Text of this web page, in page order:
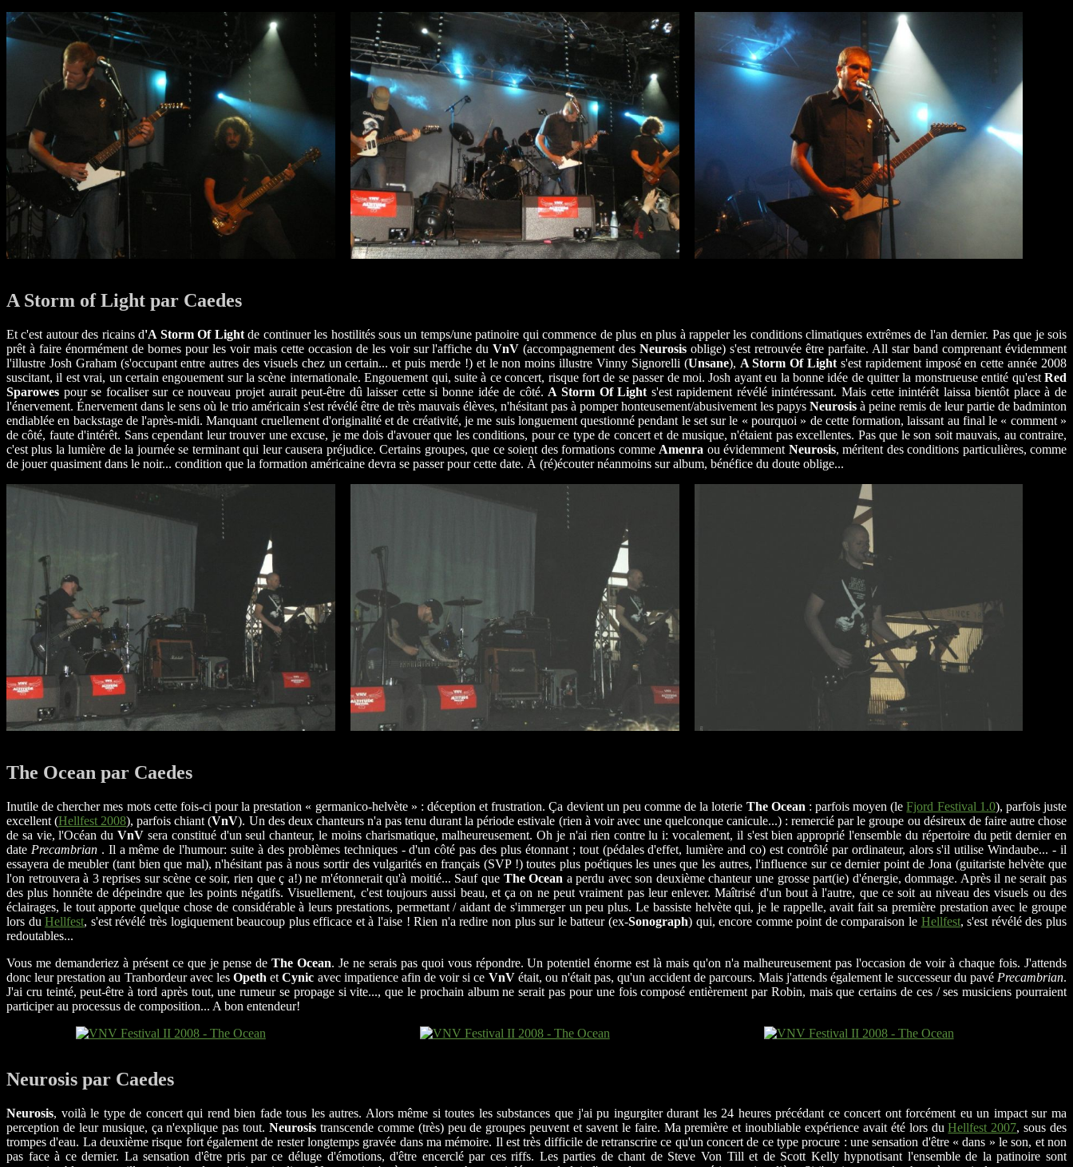
A Storm of Light par Caedes
Et c'est autour des ricains d'A Storm Of Lightde continuer les hostilités sous un temps/une patinoire qui commence de plus en plus à rappeler les conditions climatiques extrêmes de l'an dernier. Pas que je sois
prêt à faire énormément de bornes pour les voir mais cette occasion de les voir sur l'affiche duVnV (accompagnement desNeurosis oblige) s'est retrouvée être parfaite. All star band comprenant évidemment
l'illustre Josh Graham (s'occupant entre autres des visuels chez un certain... et puis merde !) et le non moins illustre Vinny Signorelli (Unsane), A Storm Of Light s'est rapidement imposé en cette année 2008
suscitant, il est vrai, un certain engouement sur la scène internationale. Engouement qui, suite à ce concert, risque fort de se passer de moi. Josh ayant eu la bonne idée de quitter la monstrueuse entité qu'est Red
Sparowes pour se focaliser sur ce nouveau projet aurait peut-être dû laisser cette si bonne idée de côté. A Storm Of Light s'est rapidement révélé inintéressant. Mais cette inintérêt laissa bientôt place à de
l'énervement. Énervement dans le sens où le trio américain s'est révélé être de très mauvais élèves, n'hésitant pas à pomper honteusement/abusivement les papys Neurosis à peine remis de leur partie de badminton
endiablée en backstage de l'après-midi. Manquant cruellement d'originalité et de créativité, je me suis longuement questionné pendant le set sur le « pourquoi » de cette formation, laissant au final le « comment »
de côté, faute d'intérêt. Sans cependant leur trouver une excuse, je me dois d'avouer que les conditions, pour ce type de concert et de musique, n'étaient pas excellentes. Pas que le son soit mauvais, au contraire,
c'est plus la lumière de la journée se terminant qui leur causera préjudice. Certains groupes, que ce soient des formations comme Amenra ou évidemment Neurosis, méritent des conditions particulières, comme
de jouer quasiment dans le noir... condition que la formation américaine devra se passer pour cette date. À (ré)écouter néanmoins sur album, bénéfice du doute oblige...
The Ocean par Caedes
Inutile de chercher mes mots cette fois-ci pour la prestation « germanico-helvète » : déception et frustration. Ça devient un peu comme de la loterie The Ocean : parfois moyen (leFjord Festival 1.0), parfois juste
excellent (Hellfest 2008), parfois chiant (VnV). Un des deux chanteurs n'a pas tenu durant la période estivale (rien à voir avec une quelconque canicule...) : remercié par le groupe ou désireux de faire autre chose
de sa vie, l'Océan duVnV sera constitué d'un seul chanteur, le moins charismatique, malheureusement. Oh je n'ai rien contre lu i: vocalement, il s'est bien approprié l'ensemble du répertoire du petit dernier en
date Precambrian. Il a même de l'humour: suite à des problèmes techniques - d'un côté pas des plus étonnant ; tout (pédales d'effet, lumière and co) est contrôlé par ordinateur, alors s'il utilise Windaube... - il
essayera de meubler (tant bien que mal), n'hésitant pas à nous sortir des vulgarités en français (SVP !) toutes plus poétiques les unes que les autres, l'influence sur ce dernier point de Jona (guitariste helvète que
l'on retrouvera à 3 reprises sur scène ce soir, rien que ç a!) ne m'étonnerait qu'à moitié... Sauf que The Ocean a perdu avec son deuxième chanteur une grosse part(ie) d'énergie, dommage. Après il ne serait pas
des plus honnête de dépeindre que les points négatifs. Visuellement, c'est toujours aussi beau, et ça on ne peut vraiment pas leur enlever. Maîtrisé d'un bout à l'autre, que ce soit au niveau des visuels ou des
éclairages, le tout apporte quelque chose de considérable à leurs prestations, permettant / aidant de s'immerger un peu plus. Le bassiste helvète qui, je le rappelle, avait fait sa première prestation avec le groupe
lors duHellfest, s'est révélé très logiquement beaucoup plus efficace et à l'aise ! Rien n'a redire non plus sur le batteur (ex-Sonograph) qui, encore comme point de comparaison le Hellfest, s'est révélé des plus
redoutables...
Vous me demanderiez à présent ce que je pense de The Ocean. Je ne serais pas quoi vous répondre. Un potentiel énorme est là mais qu'on n'a malheureusement pas l'occasion de voir à chaque fois. J'attends
donc leur prestation au Tranbordeur avec lesOpeth etCynic avec impatience afin de voir si ce VnVétait, ou n'était pas, qu'un accident de parcours. Mais j'attends également le successeur du pavé Precambrian.
J'ai cru teinté, peut-être à tord après tout, une rumeur se propage si vite..., que le prochain album ne serait pas pour une fois composé entièrement par Robin, mais que certains de ces / ses musiciens pourraient
participer au processus de composition... A bon entendeur!
Neurosis par Caedes
Neurosis, voilà le type de concert qui rend bien fade tous les autres. Alors même si toutes les substances que j'ai pu ingurgiter durant les 24 heures précédant ce concert ont forcément eu un impact sur ma
perception de leur musique, ça n'explique pas tout. Neurosis transcende comme (très) peu de groupes peuvent et savent le faire. Ma première et inoubliable expérience avait été lors duHellfest 2007, sous des
trompes d'eau. La deuxième risque fort également de rester longtemps gravée dans ma mémoire. Il est très difficile de retranscrire ce qu'un concert de ce type procure : une sensation d'être « dans » le son, et non
pas face à ce dernier. La sensation d'être pris par ce déluge d'émotions, d'être encerclé par ces riffs. Les parties de chant de Steve Von Till et de Scott Kelly hypnotisant l'ensemble de la patinoire sont